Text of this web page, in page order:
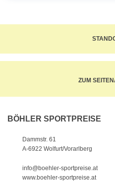
ZUM
BÖHLER SPORTPREISE
Dammstr. 61
A-6922 Wolfurt/Vorarlberg
info@boehler-sportpreise.at
www.boehler-sportpreise.at